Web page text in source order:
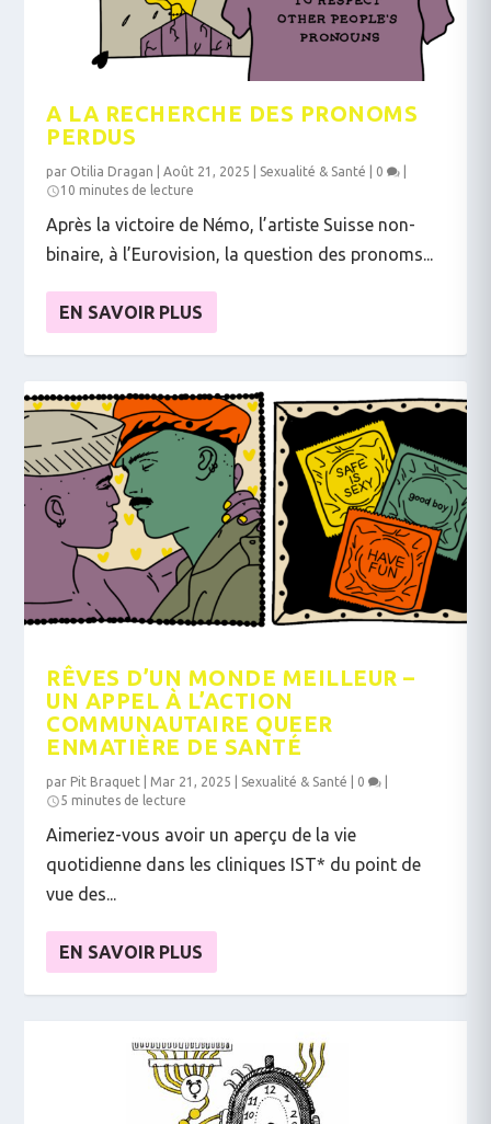
A LA RECHERCHE DES PRONOMS
PERDUS
par Otilia Dragan |Août 21, 2025 Sexualité & Santé 0
10 minutes de lecture
Après la victoire de Némo, l’artiste Suisse non-
binaire, à l’Eurovision, la question des pronoms...
EN SAVOIR PLUS
RÊVES D’UN MONDE MEILLEUR –
UN APPEL À L’ACTION
COMMUNAUTAIRE QUEER
ENMATIÈRE DE SANTÉ
par Pit Braquet Mar 21, 2025 Sexualité & Santé 0
5 minutes de lecture
Aimeriez-vous avoir un aperçu de la vie
quotidienne dans les cliniques IST* du point de
vue des...
EN SAVOIR PLUS